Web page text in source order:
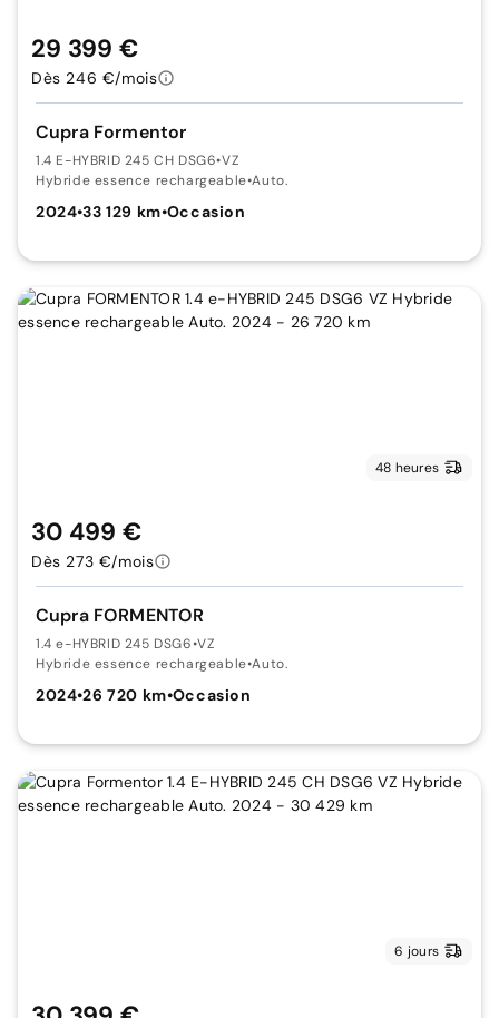
Cupra Formentor
1.4 E-HYBRID 245 CH DSG6•VZ
Hybride essence rechargeable•Auto.
2024•33 129 km•Occasion
29 399 €
Dès 246 €/mois
48 heures
Cupra FORMENTOR
1.4 e-HYBRID 245 DSG6•VZ
Hybride essence rechargeable•Auto.
2024•26 720 km•Occasion
30 499 €
Dès 273 €/mois
6 jours